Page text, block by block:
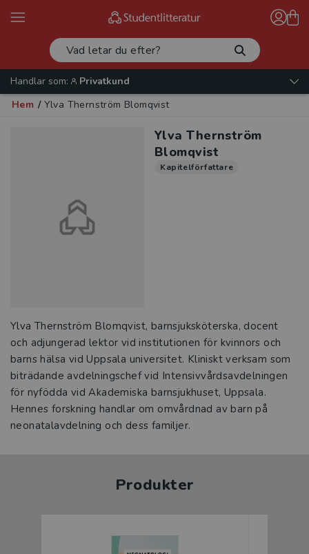
Handlar som:
Privatkund
Hem / Ylva Thernström Blomqvist
Ylva Thernström
Blomqvist
Kapitelförfattare
Ylva Thernström Blomqvist, barnsjuksköterska, docent
och adjungerad lektor vid institutionen för kvinnors och
barns hälsa vid Uppsala universitet. Kliniskt verksam som
biträdande avdelningschef vid Intensivvårdsavdelningen
för nyfödda vid Akademiska barnsjukhuset, Uppsala.
Hennes forskning handlar om omvårdnad av barn på
neonatalavdelning och dess familjer.
Produkter